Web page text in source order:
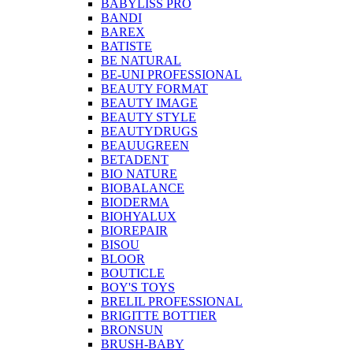
BABYLISS PRO
BANDI
BAREX
BATISTE
BE NATURAL
BE-UNI PROFESSIONAL
BEAUTY FORMAT
BEAUTY IMAGE
BEAUTY STYLE
BEAUTYDRUGS
BEAUUGREEN
BETADENT
BIO NATURE
BIOBALANCE
BIODERMA
BIOHYALUX
BIOREPAIR
BISOU
BLOOR
BOUTICLE
BOY'S TOYS
BRELIL PROFESSIONAL
BRIGITTE BOTTIER
BRONSUN
BRUSH-BABY